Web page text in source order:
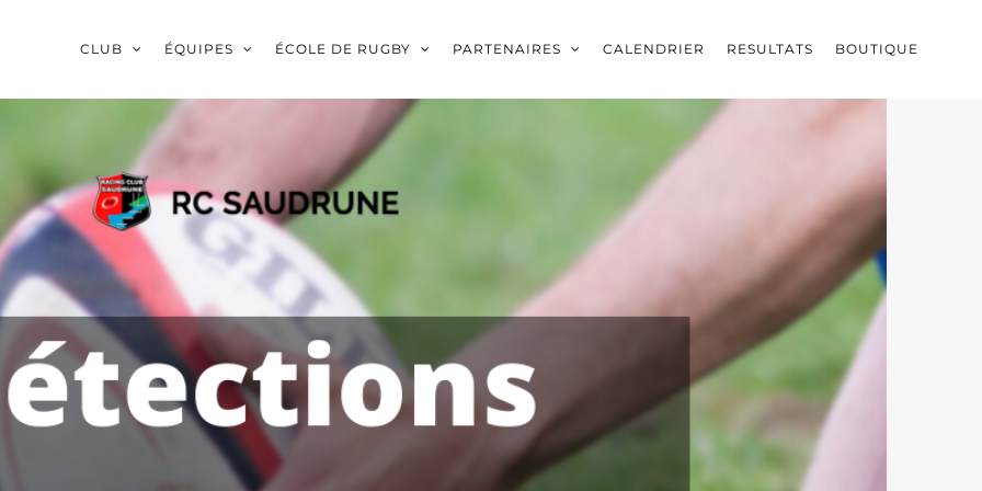
CLUB ÉQUIPES ÉCOLE DE RUGBY PARTENAIRES CALENDRIER RESULTATS BOUTIQUE